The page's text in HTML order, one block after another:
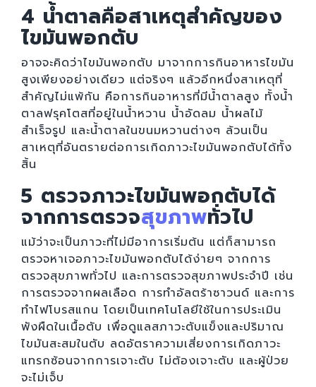
4 น้ำตาลคือสาเหตุสำคัญของ
ไขมันพอกตับ
อาจจะคิดว่าไขมันพอกตับ มาจากการกินอาหารไขมัน
สูงเพียงอย่างเดียว แต่จริงๆ แล้วอีกหนึ่งสาเหตุที่
สำคัญไม่แพ้กัน คือการกินอาหารที่มีน้ำตาลสูง ทั้งน้ำ
ตาลฟรุคโตสที่อยู่ในน้ำหวาน น้ำอัดลม น้ำผลไม้
สำเร็จรูป และน้ำตาลในขนมหวานต่างๆ ล้วนเป็น
สาเหตุที่อันตรายต่อการเกิดภาวะไขมันพอกตับได้ทั้ง
สิ้น
5 ตรวจภาวะไขมันพอกตับได้
จากการตรวจสุขภาพทั่วไป
แม้ว่าจะเป็นภาวะที่ไม่มีอาการเริ่มต้น แต่ก็สามารถ
ตรวจหาเจอภาวะไขมันพอกตับได้ง่ายๆ จากการ
ตรวจสุขภาพทั่วไป และการตรวจสุขภาพประจำปี เช่น
การตรวจจากผลเลือด การทำอัลตร้าซาวนด์ และการ
ทำไฟโบรสแกน โดยเป็นเทคโนโลยีใช้ในการประเมิน
พังผืดในเนื้อตับ เพื่อดูแลสภาวะตับแข็งและปริมาณ
ไขมันสะสมในตับ ลดอัตราความเสี่ยงการเกิดภาวะ
แทรกซ้อนจากการเจาะตับ ไม่ต้องเจาะตับ และผู้ป่วย
จะไม่เจ็บ